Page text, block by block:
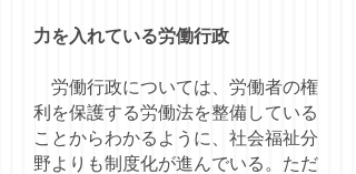
力を入れている労働行政
労働行政については、労働者の権
利を保護する労働法を整備している
ことからわかるように、社会福祉分
野よりも制度化が進んでいる。ただ